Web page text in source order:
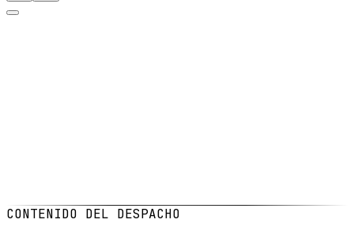
CONTENIDO DEL DESPACHO